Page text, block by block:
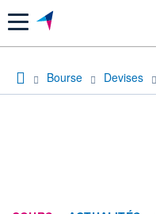
Menu
Bourse Devises